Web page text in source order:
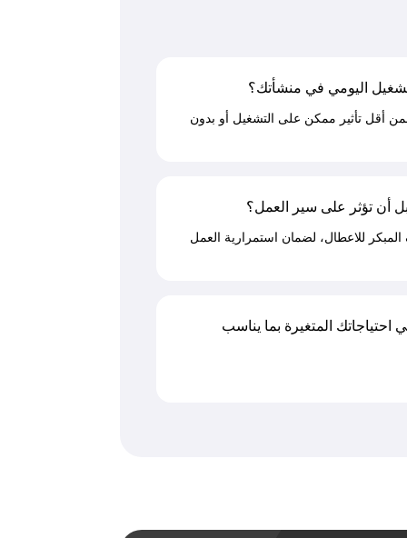
اليومي في منشأتك؟
أقل تأثير ممكن على التشغيل أو بدون
أن تؤثر على سير العمل؟
المبكر للاعطال، لضمان استمرارية العمل
المتغيرة بما يناسب